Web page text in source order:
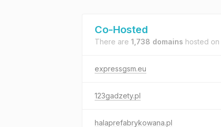
Co-Hosted
There are 1,738 domains hosted on
expressgsm.eu
123gadzety.pl
halaprefabrykowana.pl